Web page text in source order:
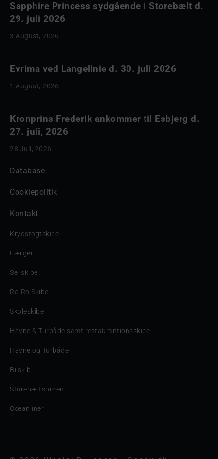
Sapphire Princess sydgående i Storebælt d.
29. juli 2026
3 August, 2026
Evrima ved Langelinie d. 30. juli 2026
1 August, 2026
Kronprins Frederik ankommer til Esbjerg d.
27. juli, 2026
28 Juli, 2026
Database
Cookiepolitik
Kontakt
Krydstogtskibe
Færger
Sejlskibe
Ro-Ro Skibe
Skoleskibe
Havne & Turbåde samt restaurantionsskibe
Havne og Turbåde
Bilskib
Storebæltsbroen
Oceanliner